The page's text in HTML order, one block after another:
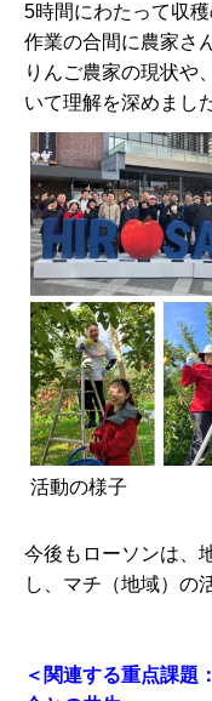
5時間にわたって収
作業の合間に農家さ
りんご農家の現状や
いて理解を深めまし
活動の様子
今後もローソンは、
し、マチ（地域）の
＜関連する重点課題